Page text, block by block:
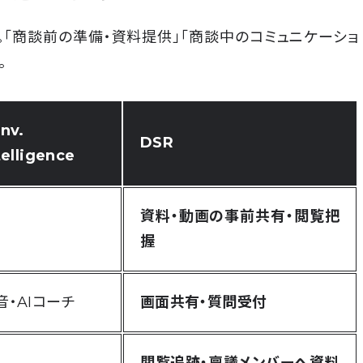
商談前の準備・資料提供」「商談中のコミュニケーショ
DSR
資料・動画の事前共有・閲覧把
握
・AIコーチ 画面共有・質問受付